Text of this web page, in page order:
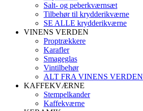
Salt- og peberkværnsæt
Tilbehør til krydderikværne
SE ALLE krydderikværne
VINENS VERDEN
Proptrækkere
Karafler
Smageglas
Vintilbehør
ALT FRA VINENS VERDEN
KAFFEKVÆRNE
Stempelkander
Kaffekværne